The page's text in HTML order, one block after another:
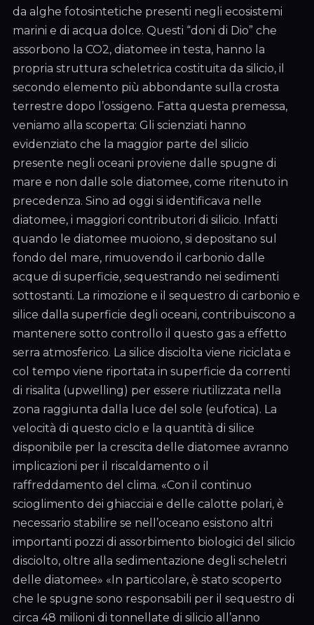
da alghe fotosintetiche presenti negli ecosistemi
marini e di acqua dolce. Questi “doni di Dio” che
assorbono la CO2, diatomee in testa, hanno la
propria struttura scheletrica costituita da silicio, il
secondo elemento più abbondante sulla crosta
terrestre dopo l’ossigeno. Fatta questa premessa,
veniamo alla scoperta: Gli scienziati hanno
evidenziato che la maggior parte del silicio
presente negli oceani proviene dalle spugne di
mare e non dalle sole diatomee, come ritenuto in
precedenza. Sino ad oggi si identificava nelle
diatomee, i maggiori contributori di silicio. Infatti
quando le diatomee muoiono, si depositano sul
fondo del mare, rimuovendo il carbonio dalle
acque di superficie, sequestrando nei sedimenti
sottostanti. La rimozione e il sequestro di carbonio e
silice dalla superficie degli oceani, contribuiscono a
mantenere sotto controllo il questo gas a effetto
serra atmosferico. La silice disciolta viene riciclata e
col tempo viene riportata in superficie da correnti
di risalita (upwelling) per essere riutilizzata nella
zona raggiunta dalla luce del sole (eufotica). La
velocità di questo ciclo e la quantità di silice
disponibile per la crescita delle diatomee avranno
implicazioni per il riscaldamento o il
raffreddamento del clima. «Con il continuo
scioglimento dei ghiacciai e delle calotte polari, è
necessario stabilire se nell’oceano esistono altri
importanti pozzi di assorbimento biologici del silicio
disciolto, oltre alla sedimentazione degli scheletri
delle diatomee» «In particolare, è stato scoperto
che le spugne sono responsabili per il sequestro di
circa 48 milioni di tonnellate di silicio all’anno